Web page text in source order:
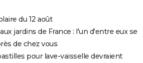
du 12 août
jardins de France : l'un d'entre eux se
de chez vous
pour lave-vaisselle devraient